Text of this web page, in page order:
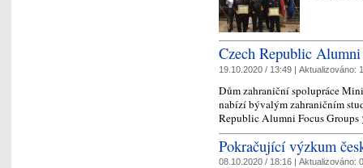
Czech Republic
19.10.2020 / 13:49 | Aktualizováno:
Dům zahraniční spolupráce
nabízí bývalým zahraničním
Republic Alumni Focus Groups
Pokračující výzkum
08.10.2020 / 18:16 | Aktualizováno: